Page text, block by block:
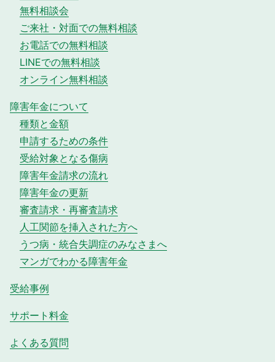
無料相談会
ご来社・対面での無料相談
お電話での無料相談
LINEでの無料相談
オンライン無料相談
障害年金について
種類と金額
申請するための条件
受給対象となる傷病
障害年金請求の流れ
障害年金の更新
審査請求・再審査請求
人工関節を挿入された方へ
うつ病・統合失調症のみなさまへ
マンガでわかる障害年金
受給事例
サポート料金
よくある質問